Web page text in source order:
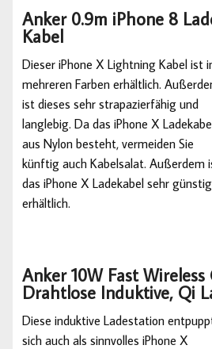
Anker 0.9m iPhone 8
Kabel
Dieser iPhone X Lightning Kabel ist
mehreren Farben erhältlich.
ist dieses sehr strapazierfähig und
langlebig. Da das iPhone X
aus Nylon besteht, vermeiden Sie
künftig auch Kabelsalat. Außerdem
das iPhone X Ladekabel sehr günstig
erhältlich.
Anker 10W Fast Wireless
Drahtlose Induktive, Qi
Diese induktive Ladestation
sich auch als sinnvolles iPhone X